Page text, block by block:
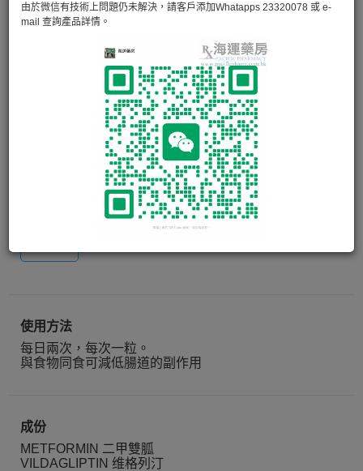
由於微信有技術上問題仍未解決，請客戶添加Whatapps 23320078 或 e-
mail 查詢產品詳情。
保胰健加 GALVUSMET TAB
50MG/850MG
保胰健加中的Metformin是一種雙胍類降糖藥，可以抑制
肝臟製造葡萄糖，促進胰. . . . . .
使用方法
每日兩次，每次一粒。
與食物同食可減低腸道的副作用
成份
METFORMIN 二甲雙胍
VILDAGLIPTIN 维格列汀